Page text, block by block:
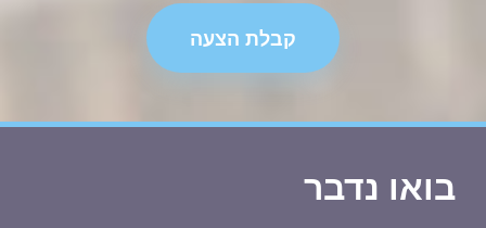
קבלת הצעה
בואו נדבר